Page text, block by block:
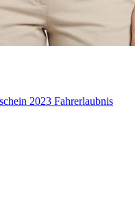
2023 Fahrerlaubnis